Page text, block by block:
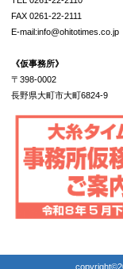
FAX 0261-22-2111
E-mail:info@ohitotimes.co.jp
《仮事務所》
〒398-0002
長野県大町市大町6824-9